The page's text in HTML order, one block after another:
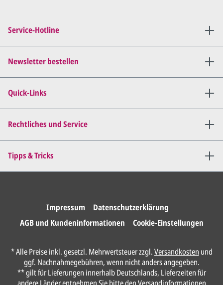
Vorname*
uns, was Sie amEntwurf
Wir senden Ihnen den
Dies wiederholen wir so lange,
bis
Service-Hotline
Rechtliches und Service
Tipps & Tricks
Quick-Links
Newsletter bestellen
Impressum
Datenschutzerklärung
AGB und Kundeninformationen
Cookie-Einstellungen
* Alle Preise inkl. gesetzl. Mehrwertsteuer zzgl.Versandkosten und
ggf. Nachnahmegebühren, wenn nicht anders angegeben.
** gilt für Lieferungen innerhalb Deutschlands, Lieferzeiten für